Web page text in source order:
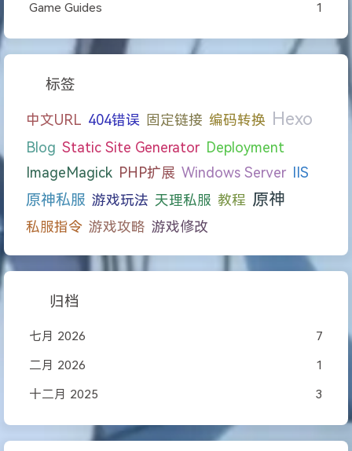
Game Guides 1
标签
中文URL 404错误 固定链接 编码转换 Hexo
Blog Static Site Generator Deployment
ImageMagick PHP扩展 Windows Server IIS
原神私服 游戏玩法 天理私服 教程 原神
私服指令 游戏攻略 游戏修改
归档
七月 2026 7
二月 2026 1
十二月 2025 3